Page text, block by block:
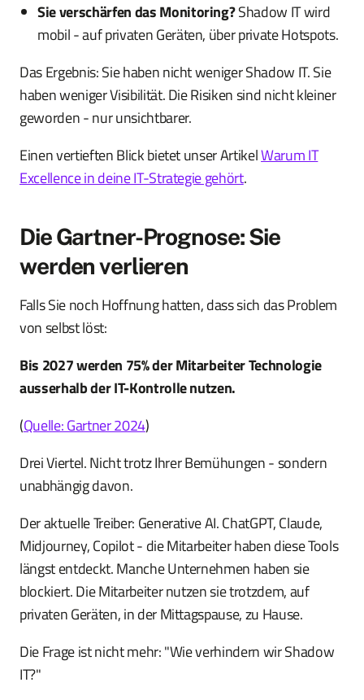
Sie verschärfen das Monitoring?Shadow IT wird
mobil - auf privaten Geräten, über private Hotspots.
Das Ergebnis: Sie haben nicht weniger Shadow IT. Sie
haben weniger Visibilität. Die Risiken sind nicht kleiner
geworden - nur unsichtbarer.
Einen vertieften Blick bietet unser ArtikelWarum IT
Excellence in deine IT-Strategie gehört.
Die Gartner-Prognose: Sie
werden verlieren
Falls Sie noch Hoffnung hatten, dass sich das Problem
von selbst löst:
Bis 2027 werden 75% der Mitarbeiter Technologie
ausserhalb der IT-Kontrolle nutzen.
(Quelle: Gartner 2024)
Drei Viertel. Nicht trotz Ihrer Bemühungen - sondern
unabhängig davon.
Der aktuelle Treiber: Generative AI. ChatGPT, Claude,
Midjourney, Copilot - die Mitarbeiter haben diese Tools
längst entdeckt. Manche Unternehmen haben sie
blockiert. Die Mitarbeiter nutzen sie trotzdem, auf
privaten Geräten, in der Mittagspause, zu Hause.
Die Frage ist nicht mehr: "Wie verhindern wir Shadow
IT?"